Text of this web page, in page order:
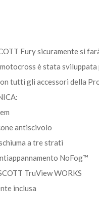
Fury sicuramente si
è stata
tutti gli accessori della
antiscivolo
a tre strati
NoFog™
TruView WORKS
inclusa